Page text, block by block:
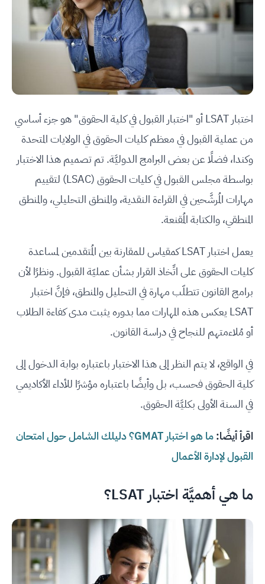
اختبار LSAT أو "اختبار القبول في كلية الحقوق" هو جزء أساسي
من عملية القبول في معظم كليات الحقوق في الولايات المتحدة
وكندا، فضلًا عن بعض البرامج الدوليَّة. تم تصميم هذا الاختبار
بواسطة مجلس القبول في كليات الحقوق (LSAC) لتقييم
مهارات المُرشَّحين في القراءة النقدية، والمنطق التحليلي، والمنطق
المنطقي، والكتابة المُقنعة.
يعمل اختبار LSAT كمقياس للمقارنة بين المُتقدمين لمساعدة
كليات الحقوق على اتِّخاذ القرار بشأن عمليّة القبول. ونظرًا لأن
برامج القانون تتطلّب مهارة في التحليل والمنطق، فإنَّ اختبار
LSAT يعكس هذه المهارات مما بدوره يثبت مدى كفاءة الطلاب
أو مُلاءمتهم للنجاح في دراسة القانون.
في الواقع، لا يتم النظر إلى هذا الاختبار باعتباره بوابة الدخول إلى
كلية الحقوق فحسب، بل وأيضًا باعتباره مؤشرًا للأداء الأكاديمي
في السنة الأولى بكليَّة الحقوق.
اقرأ أيضًا:
ما هو اختبار GMAT؟ دليلك الشامل حول امتحان
القبول لإدارة الأعمال
ما هي أهميَّة اختبار LSAT؟